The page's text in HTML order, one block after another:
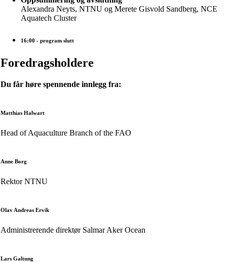
Alexandra Neyts, NTNU og Merete Gisvold Sandberg, NCE
Aquatech Cluster
16:00 - program slutt
Foredragsholdere
Du får høre spennende innlegg fra:
Matthias Halwart
Head of Aquaculture Branch of the FAO
Anne Borg
Rektor NTNU
Olav Andreas Ervik
Administrerende direktør Salmar Aker Ocean
Lars Galtung